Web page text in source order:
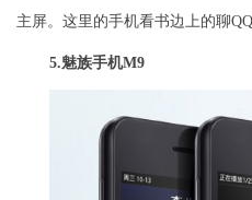
主屏。这里的手机看书边上的聊
5.魅族手机M9